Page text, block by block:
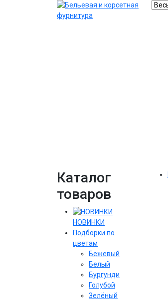
Каталог
товаров
НОВИНКИ
Подборки по
цветам
Бежевый
Белый
Бургунди
Голубой
Зелёный